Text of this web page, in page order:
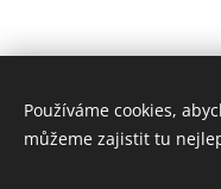
Používáme cookies,
můžeme zajistit tu